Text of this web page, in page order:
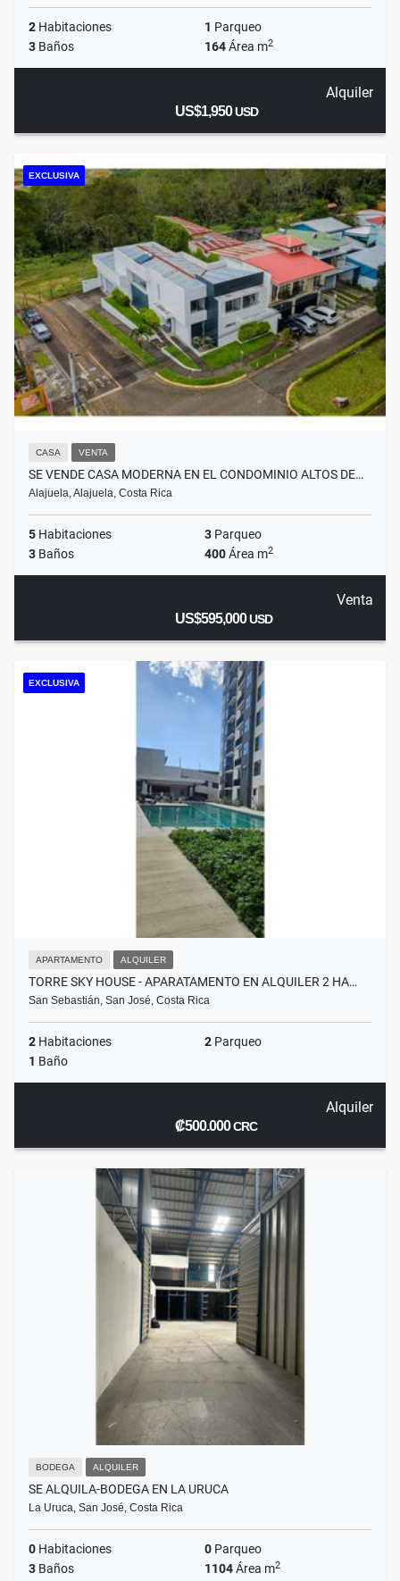
2 Habitaciones 1 Parqueo
3 Baños 164Área m2
Alquiler
US$1,950USD
EXCLUSIVA
CASA VENTA
SE VENDE CASA MODERNA EN EL CONDOMINIO ALTOS DE…
Alajuela, Alajuela, Costa Rica
5 Habitaciones 3 Parqueo
3 Baños 400Área m2
Venta
US$595,000USD
EXCLUSIVA
APARTAMENTO ALQUILER
TORRE SKY HOUSE - APARATAMENTO EN ALQUILER 2 HA…
San Sebastián, San José, Costa Rica
2 Habitaciones 2 Parqueo
1 Baño
Alquiler
₡500.000CRC
BODEGA ALQUILER
SE ALQUILA-BODEGA EN LA URUCA
La Uruca, San José, Costa Rica
0 Habitaciones 0 Parqueo
3 Baños 1104Área m2